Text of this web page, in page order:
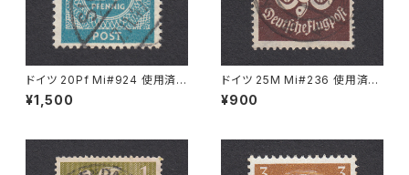
ドイツ 20Pf Mi#924 使用済み
切手｜SIGLINGEN 7.11.1947
¥1,500
ドイツ 25M Mi#236 使用済み
切手｜BRESLAU 8.6.1923
¥900